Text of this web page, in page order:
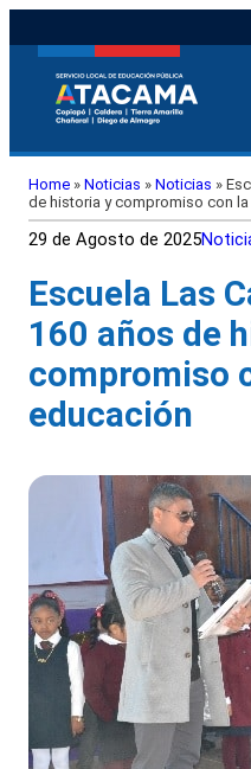
Home » Noticias » Noticias »
de historia y compromiso con
29 de Agosto de 2025
Escuela Las
160 años de
compromiso
educación